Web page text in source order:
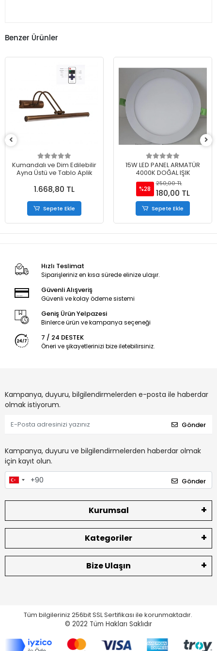
Benzer Ürünler
Kumandalı ve Dim Edilebilir
Ayna Üstü ve Tablo Aplik
1.668,80 TL
Sepete Ekle
15W LED PANEL ARMATÜR
4000K DOĞAL IŞIK
%28
250,00 TL
180,00 TL
Sepete Ekle
Hızlı Teslimat
Siparişleriniz en kısa sürede elinize ulaşır.
Güvenli Alışveriş
Güvenli ve kolay ödeme sistemi
Geniş Ürün Yelpazesi
Binlerce ürün ve kampanya seçeneği
7 / 24 DESTEK
Öneri ve şikayetlerinizi bize iletebilirsiniz.
Kampanya, duyuru, bilgilendirmelerden e-posta ile haberdar
olmak istiyorum.
Gönder
Kampanya, duyuru ve bilgilendirmelerden haberdar olmak
için kayıt olun.
Gönder
Kurumsal
Kategoriler
Bize Ulaşın
Tüm bilgileriniz 256bit SSL Sertifikası ile korunmaktadır.
© 2022 Tüm Hakları Saklıdır